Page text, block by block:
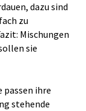
dazu sind
zu
Mischungen
sie
passen ihre
stehende